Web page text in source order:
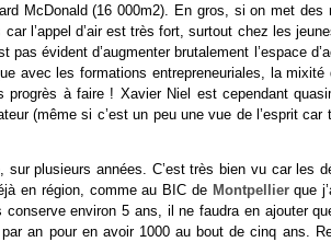
McDonald (16 000m2). En gros, si on met des
l’appel d’air est très fort, surtout chez les
évident d’augmenter brutalement l’espace
avec les formations entrepreneuriales, la
à faire ! Xavier Niel est cependant
(même si c’est un peu une vue de l’esprit
plusieurs années. C’est très bien vu car les
en région, comme au BIC de Montpellierque
environ 5 ans, il ne faudra en ajouter
an pour en avoir 1000 au bout de cinq ans.